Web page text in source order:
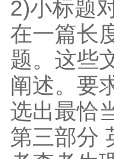
2)小标题
在一篇长
题。这些
阐述。要
选出最恰
第三部分